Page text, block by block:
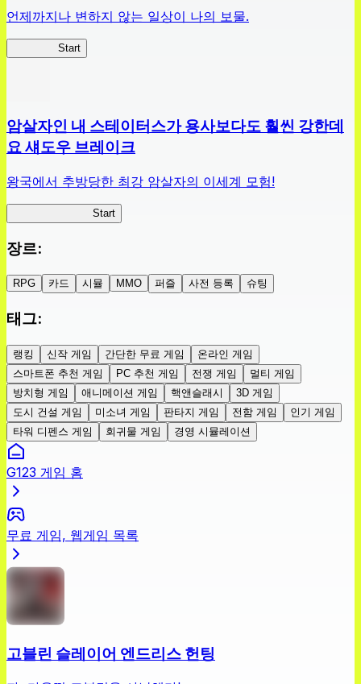
언제까지나 변하지 않는 일상이 나의 보물.
Start
암살자인 내 스테이터스가 용사보다도 훨씬 강한데
요 섀도우 브레이크
왕국에서 추방당한 최강 암살자의 이세계 모험!
Start
장르:
RPG 카드 시뮬 MMO 퍼즐 사전 등록 슈팅
태그:
랭킹 신작 게임 간단한 무료 게임
온라인 게임
스마트폰 추천 게임
PC 추천 게임 전쟁 게임
멀티 게임
방치형 게임
애니메이션 게임 핵앤슬래시
3D 게임
도시 건설 게임
미소녀 게임 판타지 게임 전함 게임
인기 게임
타워 디펜스 게임
회귀물 게임 경영 시뮬레이션
G123 게임 홈
무료 게임, 웹게임 목록
고블린 슬레이어 엔드리스 헌팅